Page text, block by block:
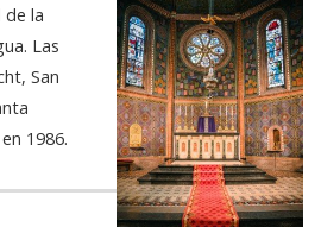
de la
Las
San
1986.